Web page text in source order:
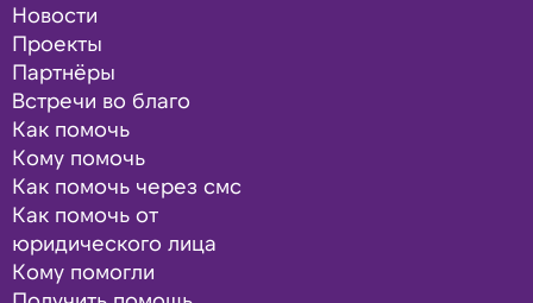
Новости
Проекты
Партнёры
Встречи во благо
Как помочь
Кому помочь
Как помочь через смс
Как помочь от
юридического лица
Кому помогли